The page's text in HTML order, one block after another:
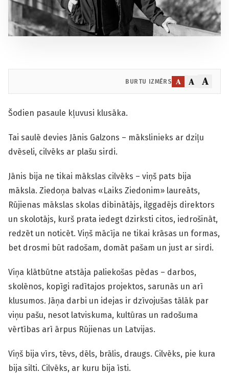
BURTU IZMĒRS A A A
Šodien pasaule kļuvusi klusāka.
Tai saulē devies Jānis Galzons – mākslinieks ar dziļu
dvēseli, cilvēks ar plašu sirdi.
Jānis bija ne tikai mākslas cilvēks – viņš pats bija
māksla. Ziedoņa balvas «Laiks Ziedonim» laureāts,
Rūjienas mākslas skolas dibinātājs, ilggadējs direktors
un skolotājs, kurš prata iedegt dzirksti citos, iedrošināt,
redzēt un noticēt. Viņš mācīja ne tikai krāsas un formas,
bet drosmi būt radošam, domāt pašam un just ar sirdi.
Viņa klātbūtne atstāja paliekošas pēdas – darbos,
skolēnos, kopīgi radītajos projektos, sarunās un arī
klusumos. Jāņa darbi un idejas ir dzīvojušas tālāk par
viņu pašu, nesot latviskuma, kultūras un radošuma
vērtības arī ārpus Rūjienas un Latvijas.
Viņš bija vīrs, tēvs, dēls, brālis, draugs. Cilvēks, pie kura
bija silti. Cilvēks, ar kuru bija īsti.